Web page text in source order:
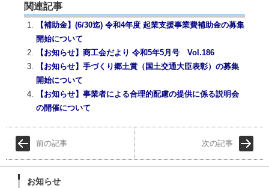
関連記事
【補助金】(6/30迄) 令和4年度 起業支援事業費補助金の募集
開始について
【お知らせ】商工会だより 令和5年5月号 Vol.186
【お知らせ】手づくり郷土賞（国土交通大臣表彰）の募集
開始について
【お知らせ】事業者による合理的配慮の提供に係る説明会
の開催について
前の記事 次の記事
お知らせ